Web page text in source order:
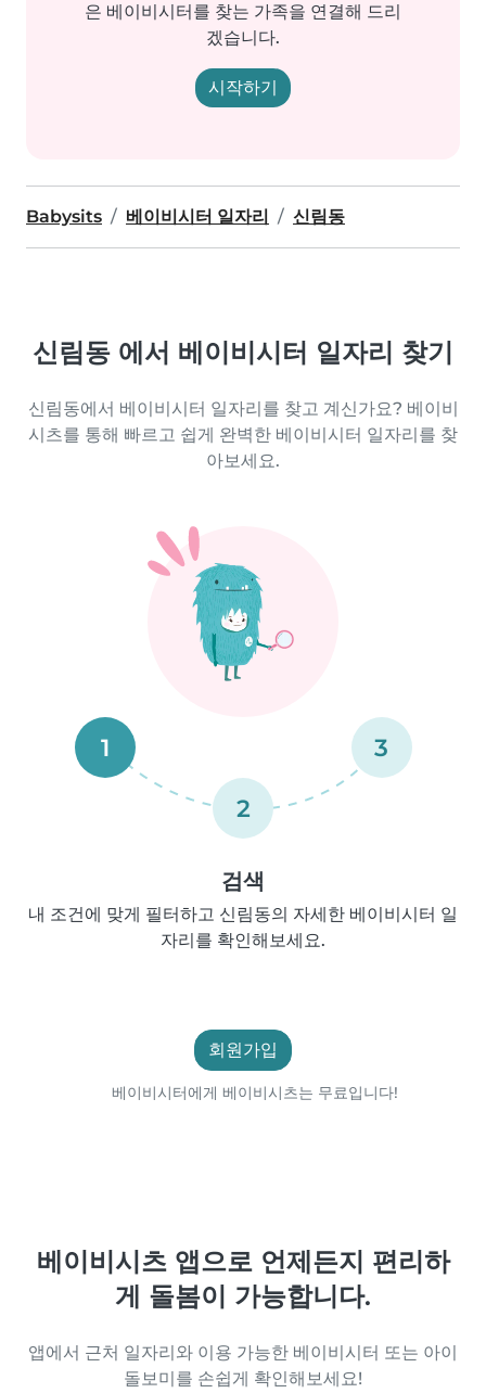
은 베이비시터를 찾는 가족을 연결해 드리
겠습니다.
시작하기
Babysits 베이비시터 일자리 신림동
신림동 에서 베이비시터 일자리 찾기
신림동에서 베이비시터 일자리를 찾고 계신가요? 베이비
시츠를 통해 빠르고 쉽게 완벽한 베이비시터 일자리를 찾
아보세요.
1
2
3
검색
내 조건에 맞게 필터하고 신림동의 자세한 베이비시터 일
자리를 확인해보세요.
회원가입
베이비시터에게 베이비시츠는 무료입니다!
베이비시츠 앱으로 언제든지 편리하
게 돌봄이 가능합니다.
앱에서 근처 일자리와 이용 가능한 베이비시터 또는 아이
돌보미를 손쉽게 확인해보세요!